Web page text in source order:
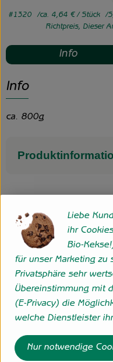
#1320 ca. 4,64 €/ Stück
Richtpreis, Dieser
Info
Info
ca. 800g
Herkunft
Hersteller:
27798 Hude eigener
zur Webseite
Externer Link zu
Externer
Liebe
ihr
Bio-
für unser Marketing zu
Privatsphäre sehr
Übereinstimmung mit
(E-Privacy) die
welche Dienstleister
Nur notwendige